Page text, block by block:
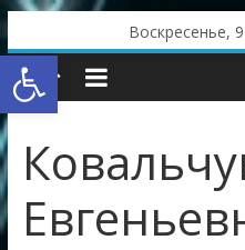
Открыть панель инструментов
Skip
to
content
Воскресенье,